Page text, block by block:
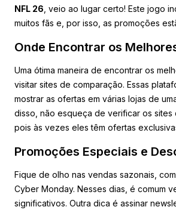
NFL 26 , veio ao lugar certo! Este jogo
muitos fãs e, por isso, as promoções
Onde Encontrar os
Uma ótima maneira de encontrar os
visitar sites de comparação. Essas
mostrar as ofertas em várias lojas de
disso, não esqueça de verificar os sites
pois às vezes eles têm ofertas
Promoções Especiais e
Fique de olho nas vendas sazonais,
Cyber Monday. Nesses dias, é comum
significativos. Outra dica é assinar